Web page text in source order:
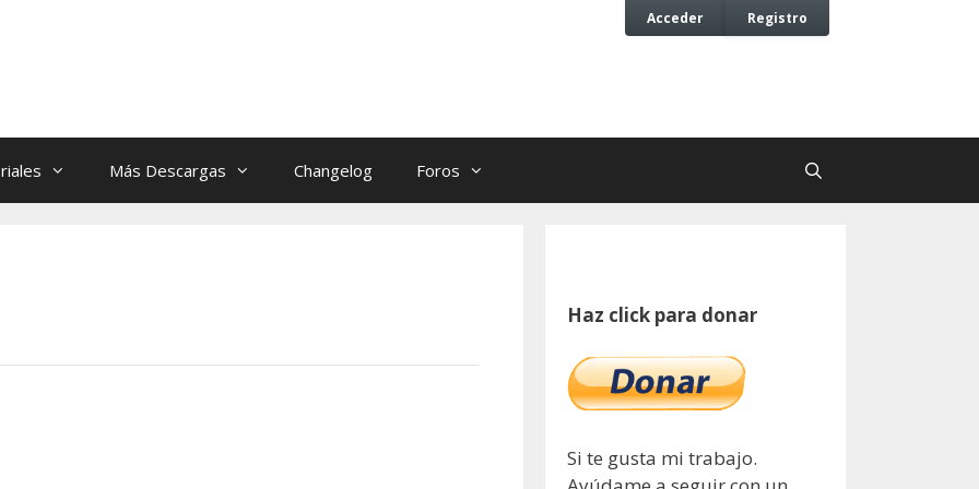
Acceder Registro
Más Descargas Changelog Foros
Haz click para donar
Si te gusta mi trabajo.